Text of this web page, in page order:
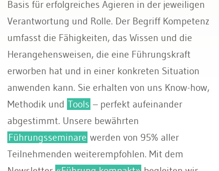
Basis für erfolgreiches Agieren in der jeweiligen
Verantwortung und Rolle. Der Begriff Kompetenz
umfasst die Fähigkeiten, das Wissen und die
Herangehensweisen, die eine Führungskraft
erworben hat und in einer konkreten Situation
anwenden kann. Sie erhalten von uns Know-how,
Methodik und Tools – perfekt aufeinander
abgestimmt. Unsere bewährten
Führungsseminare werden von 95% aller
Teilnehmenden weiterempfohlen. Mit dem